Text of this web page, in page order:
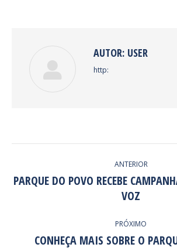
AUTOR: USER
http:
DE
ANTERIOR
Post
anterior:
PARQUE DO POVO RECEBE
VOZ
PRÓXIMO
Próximo
CONHEÇA MAIS SOBRE O